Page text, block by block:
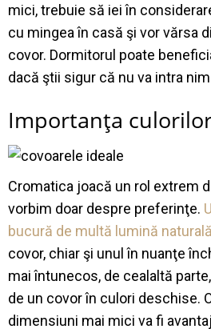
mici, trebuie să iei în
cu mingea în casă şi vor vărsa
covor. Dormitorul poate
dacă ştii sigur că nu va intra
Importanţa
Cromatica joacă un rol extrem
vorbim doar despre preferinţe.
bucură de multă lumină naturală
covor, chiar şi unul în nuanţe
mai întunecos, de cealaltă
de un covor în culori deschise.
dimensiuni mai mici va fi